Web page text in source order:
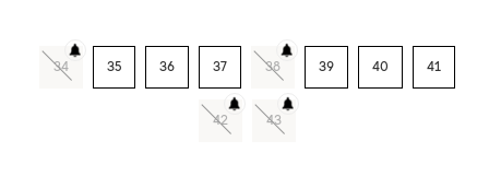
34 35 36 37 38 39 40 41
42 43